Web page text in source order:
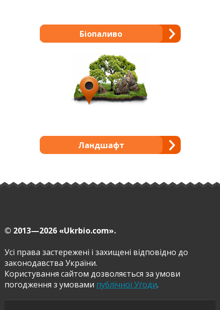
Біопаливо
Ландшафт
© 2013—2026 «Ukrbio.com».
Усі права застережені і захищені відповідно до
законодавства України.
Користування сайтом дозволяється за умови
погодження з умовами публічної Угоди.